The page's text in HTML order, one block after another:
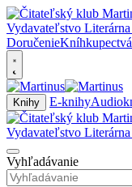
DoručenieKníhkupectvá
Knihy E-knihy
Vyhľadávanie